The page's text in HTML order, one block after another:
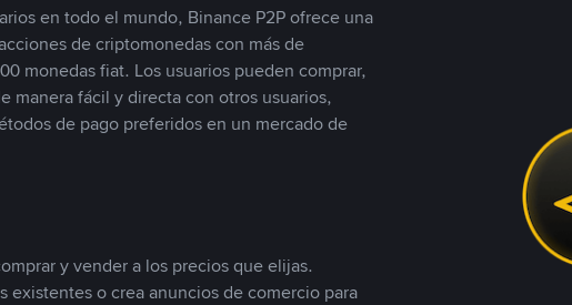
en todo el mundo, Binance P2P ofrece una
de criptomonedas con más de
monedas fiat. Los usuarios pueden comprar,
manera fácil y directa con otros usuarios,
de pago preferidos en un mercado de
y vender a los precios que elijas.
existentes o crea anuncios de comercio para